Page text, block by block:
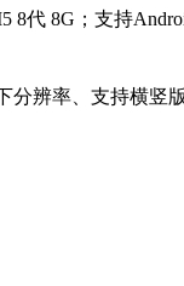
8代 8G；支持
分辨率、支持横竖版